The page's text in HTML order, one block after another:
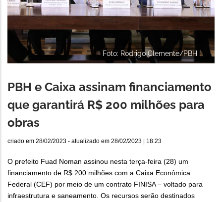
Foto: Rodrigo Clemente/PBH
PBH e Caixa assinam financiamento
que garantirá R$ 200 milhões para
obras
criado em 28/02/2023 - atualizado em 28/02/2023 | 18:23
O prefeito Fuad Noman assinou nesta terça-feira (28) um
financiamento de R$ 200 milhões com a Caixa Econômica
Federal (CEF) por meio de um contrato FINISA – voltado para
infraestrutura e saneamento. Os recursos serão destinados